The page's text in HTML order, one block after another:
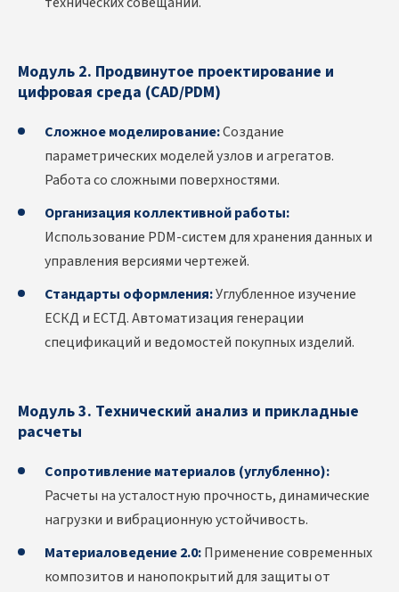
Модуль 2. Продвинутое проектирование и
цифровая среда (CAD/PDM)
Сложное моделирование:Создание
параметрических моделей узлов и агрегатов.
Работа со сложными поверхностями.
Организация коллективной работы:
Использование PDM-систем для хранения данных и
управления версиями чертежей.
Стандарты оформления:Углубленное изучение
ЕСКД и ЕСТД. Автоматизация генерации
спецификаций и ведомостей покупных изделий.
Модуль 3. Технический анализ и прикладные
расчеты
Сопротивление материалов (углубленно):
Расчеты на усталостную прочность, динамические
нагрузки и вибрационную устойчивость.
Материаловедение 2.0:Применение современных
композитов и нанопокрытий для защиты от